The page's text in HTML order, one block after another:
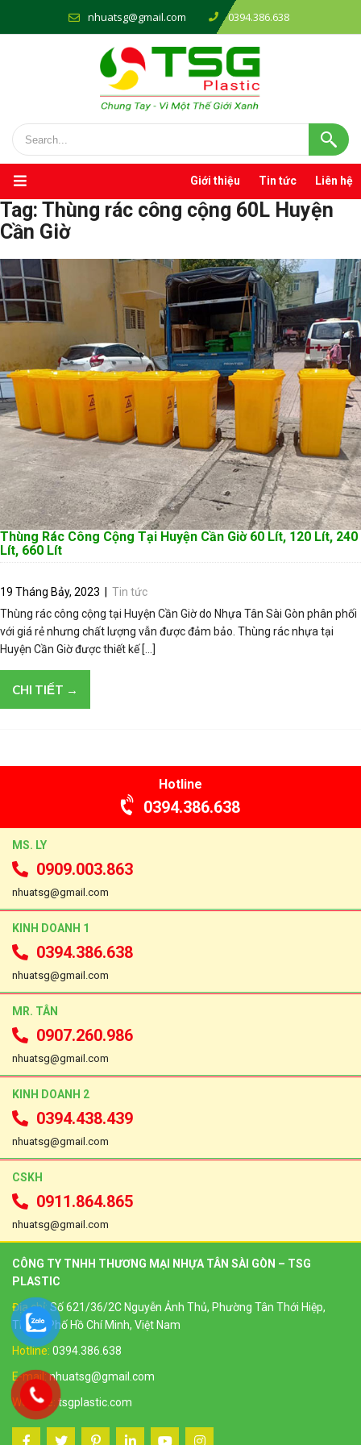
nhuatsg@gmail.com 0394.386.638
Giới thiệu Tin tức Liên hệ
Tag: Thùng rác công cộng 60L Huyện
Cần Giờ
Thùng Rác Công Cộng Tại Huyện Cần Giờ 60 Lít, 120 Lít, 240
Lít, 660 Lít
19 Tháng Bảy, 2023
Tin tức
Thùng rác công cộng tại Huyện Cần Giờ do Nhựa Tân Sài Gòn phân phối
với giá rẻ nhưng chất lượng vẫn được đảm bảo. Thùng rác nhựa tại
Huyện Cần Giờ được thiết kế […]
CHI TIẾT →
Hotline
0394.386.638
MS. LY
0909.003.863
nhuatsg@gmail.com
KINH DOANH 1
0394.386.638
nhuatsg@gmail.com
MR. TÂN
0907.260.986
nhuatsg@gmail.com
KINH DOANH 2
0394.438.439
nhuatsg@gmail.com
CSKH
0911.864.865
nhuatsg@gmail.com
CÔNG TY TNHH THƯƠNG MẠI NHỰA TÂN SÀI GÒN – TSG
PLASTIC
Địa chỉ: Số 621/36/2C Nguyễn Ảnh Thủ, Phường Tân Thới Hiệp,
Thành Phố Hồ Chí Minh, Việt Nam
Hotline: 0394.386.638
E-mail:nhuatsg@gmail.com
Website: tsgplastic.com